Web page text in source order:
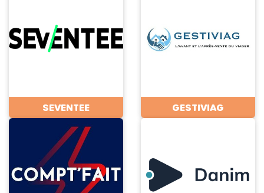
SEVENTEE GESTIVIAG